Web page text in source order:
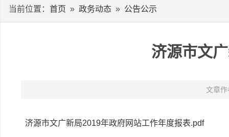
当前位置： 首页 » 政务动态 » 公告公示
济源市文
文章
济源市文广新局2019年政府网站工作年度报表.pdf